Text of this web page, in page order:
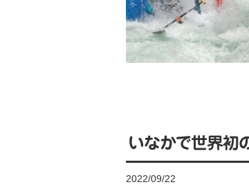
いなかで世界初
2022/09/22